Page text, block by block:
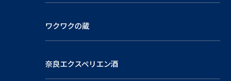
ワクワクの蔵
奈良エクスペリエン酒